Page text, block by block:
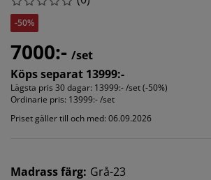
-50%
7000:- /set
Köps separat 13999:-
Lägsta pris 30 dagar: 13999:- /set (-50%)
Ordinarie pris: 13999:- /set
Priset gäller till och med: 06.09.2026
Madrass färg: Grå-23